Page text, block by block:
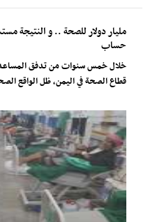
مليار دولار للصحة .. و النتيجة
حساب
خلال خمس سنوات من تدفق
قطاع الصحة في اليمن، ظل الواقع